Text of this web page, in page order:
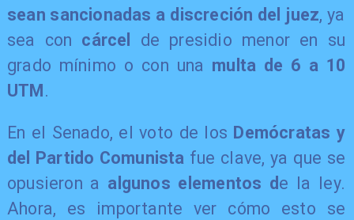
sean sancionadas a discreción del juez, ya
sea con cárcel
de presidio menor en su
grado mínimo o con una multa de 6 a 10
UTM.
En el Senado, el voto de los Demócratas y
del Partido Comunista fue clave, ya que se
opusieron a algunos elementos d e la ley.
Ahora, es importante ver cómo esto se